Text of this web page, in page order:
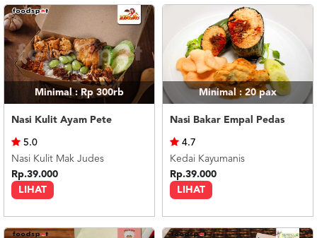
Minimal : Rp 300rb
Nasi Kulit Ayam Pete
LIHAT
5.0
Nasi Kulit Mak Judes
Rp.39.000
Minimal : 20pax
Nasi Bakar Empal Pedas
LIHAT
4.7
Kedai Kayumanis
Rp.39.000